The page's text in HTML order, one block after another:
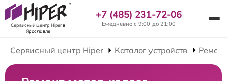
Сервисный центр Hiperв
Ярославле
+7 (485) 231-72-06
Ежедневно с 9:00 до 21:00
Сервисный центр Hiper Каталог устройств